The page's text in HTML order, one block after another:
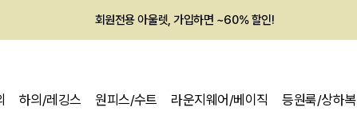
회원전용 아울렛, 가입하면 ~60% 할인!
하의/레깅스 원피스/수트 라운지웨어/베이직 등원룩/상하복